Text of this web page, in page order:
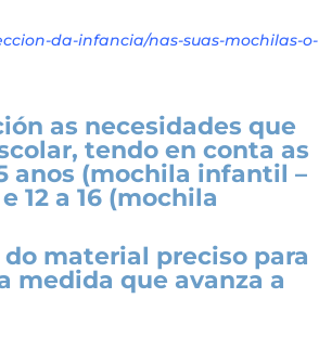
da-infancia/nas-suas-mochilas-o-
as necesidades que
tendo en conta as
anos (mochila infantil –
12 a 16 (mochila
material preciso para
medida que avanza a